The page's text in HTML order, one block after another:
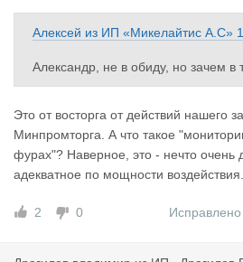
ели крупного российского
поставки оборудования, включая
ры, расходные материалы и
В итоге вместо запрета было
вок грузов на фурах из Европы в
ника РБК. Сроки осуществления
лись, добавил один из них.
зался от комментариев, в пресс-
Алексей из ИП «Микелайтис А.С»
Александр, не в обиду, но зачем в
Все отлично увидят и в одной...
Это от восторга от действий нашего
Минпромторга. А что такое
фурах"? Наверное, это - нечто очень
адекватное по мощности воздействия.
2 0